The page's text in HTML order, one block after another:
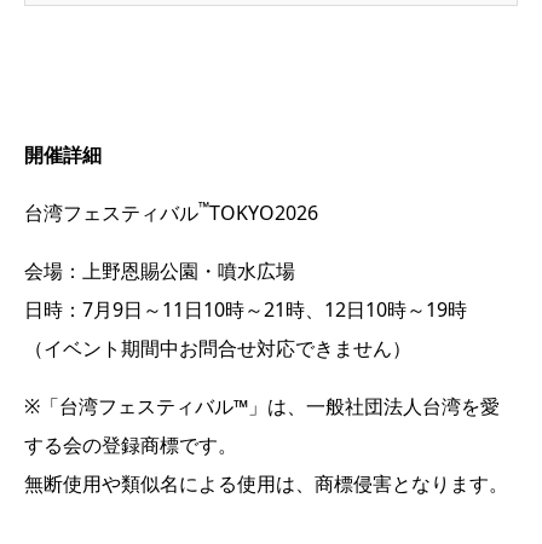
開催詳細
台湾フェスティバル™TOKYO2026
会場：上野恩賜公園・噴水広場
日時：7月9日～11日10時～21時、12日10時～19時
（イベント期間中お問合せ対応できません）
※「台湾フェスティバル™」は、一般社団法人台湾を愛
する会の登録商標です。
無断使用や類似名による使用は、商標侵害となります。